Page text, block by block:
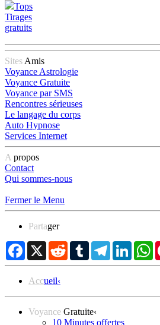
Tops
Tirages
gratuits
Sites Amis
Voyance Astrologie
Voyance Gratuite
Voyance par SMS
Rencontres sérieuses
Le langage du corps
Auto Hypnose
Services Internet
A propos
Contact
Qui sommes-nous
Fermer le Menu
Partager
Facebook
X RedditTumblrTelegram
Accueil‹
Voyance Gratuite‹
10 Minutes offertes